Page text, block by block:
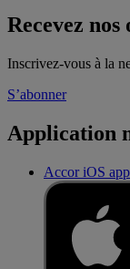
Recevez
Inscrivez-vous à la
S’abonner
Application
Accor iOS app